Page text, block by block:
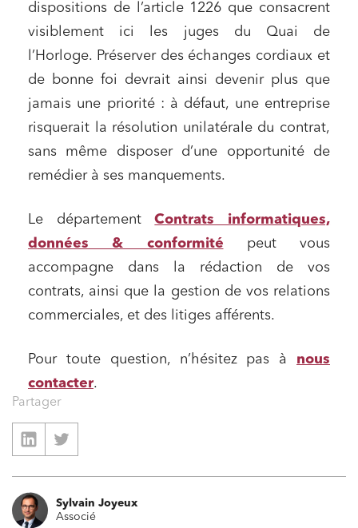
dispositions de l’article 1226 que consacrent
visiblement ici les juges du Quai de
l’Horloge. Préserver des échanges cordiaux et
de bonne foi devrait ainsi devenir plus que
jamais une priorité : à défaut, une entreprise
risquerait la résolution unilatérale du contrat,
sans même disposer d’une opportunité de
remédier à ses manquements.
Le départementContrats informatiques,
données & conformité peut vous
accompagne dans la rédaction de vos
contrats, ainsi que la gestion de vos relations
commerciales, et des litiges afférents.
Pour toute question, n’hésitez pas à nous
contacter.
Partager
Sylvain Joyeux
Associé
Associations et acteurs de l’économie sociale et
solidaire
Media et édition
Immobilier et habitat
Entreprises du numérique
Mobilité et transport
Droit du numérique, données et conformité
Commande publique